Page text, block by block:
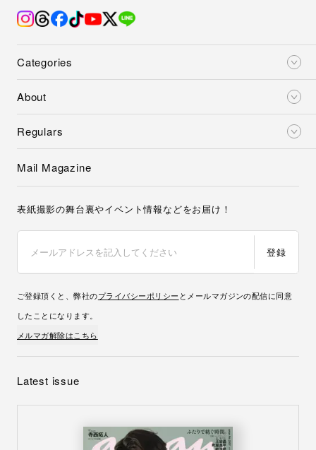
Categories
About
Regulars
Mail Magazine
表紙撮影の舞台裏やイベント情報などをお届け！
登録
ご登録頂くと、弊社のプライバシーポリシー とメールマガジンの配信に同意
したことになります。
メルマガ解除はこちら
Latest issue